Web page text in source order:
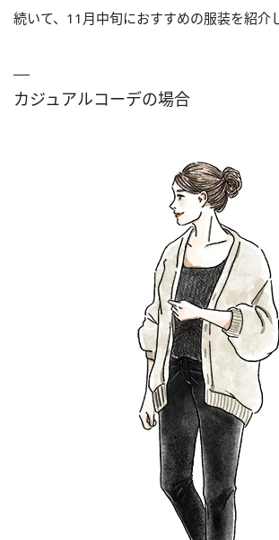
続いて、11月中旬におすすめの服装を紹介
カジュアルコーデの場合